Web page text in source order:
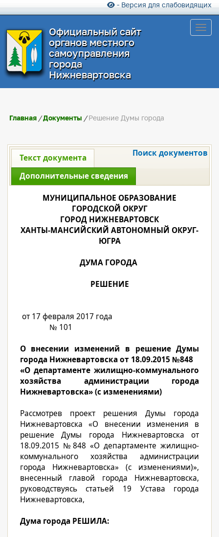
- Версия для слабовидящих
Официальный сайт
органов местного
самоуправления
города
Нижневартовска
Главная /Документы /Решение Думы города
Текст документа
Дополнительные сведения
Поиск документов
МУНИЦИПАЛЬНОЕ ОБРАЗОВАНИЕ
ГОРОДСКОЙ ОКРУГ
ГОРОД НИЖНЕВАРТОВСК
ХАНТЫ-МАНСИЙСКИЙ АВТОНОМНЫЙ ОКРУГ-
ЮГРА
ДУМА ГОРОДА
РЕШЕНИЕ
от 17 февраля 2017 года
№ 101
О внесении изменений в решение Думы
города Нижневартовска от 18.09.2015 №848
«О департаменте жилищно-коммунального
хозяйства администрации города
Нижневартовска» (с изменениями)
Рассмотрев проект решения Думы города
Нижневартовска «О внесении изменения в
решение Думы города Нижневартовска от
18.09.2015 №848 «О департаменте жилищно-
коммунального хозяйства администрации
города Нижневартовска» (с изменениями)»,
внесенный главой города Нижневартовска,
руководствуясь статьей 19 Устава города
Нижневартовска,
Дума города РЕШИЛА: